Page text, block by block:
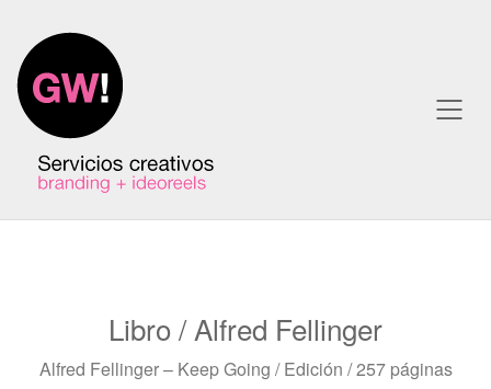
Libro / Alfred Fellinger
Alfred Fellinger – Keep Going / Edición / 257 páginas